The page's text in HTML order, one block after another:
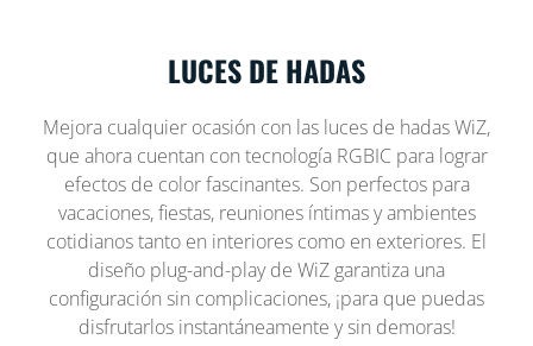
LUCES DE HADAS
Mejora cualquier ocasión con las luces de hadas WiZ,
que ahora cuentan con tecnología RGBIC para lograr
efectos de color fascinantes. Son perfectos para
vacaciones, fiestas, reuniones íntimas y ambientes
cotidianos tanto en interiores como en exteriores. El
diseño plug-and-play de WiZ garantiza una
configuración sin complicaciones, ¡para que puedas
disfrutarlos instantáneamente y sin demoras!